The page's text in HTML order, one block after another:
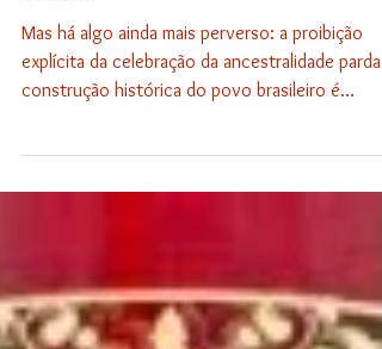
política da raça contra o
Brasil
Mas há algo ainda mais perverso: a proibição
construção histórica do povo brasileiro é
criminalizada. O mestiço luso-tupi — a base real,
renegada, uma genealogia que precisa ser
destruída. Apagar a raiz lusitana e o caráter